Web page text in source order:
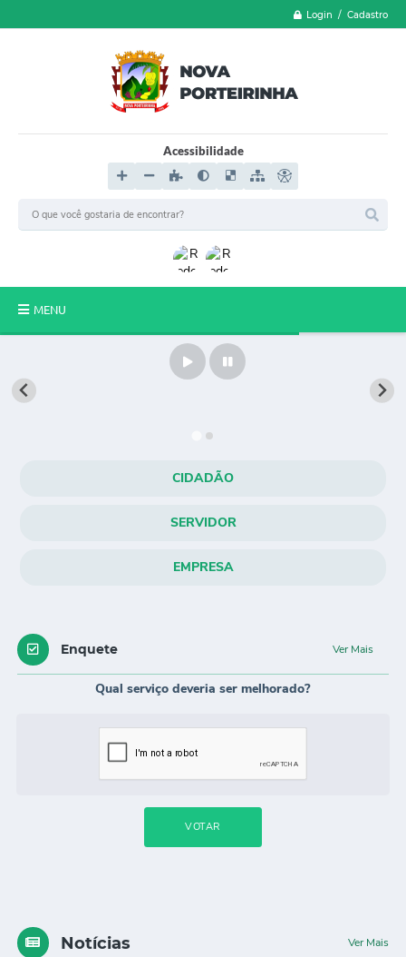
Login / Cadastro
Acessibilidade
MENU
FORMULÁRIOS
Cadastro Cultural Lei Paulo Gustavo
Obras
Carta de Serviços
Arquivos para Download
CIDADÃO
SERVIDOR
EMPRESA
Enquete Ver Mais
Qual serviço deveria ser melhorado?
VOTAR
Notícias Ver Mais